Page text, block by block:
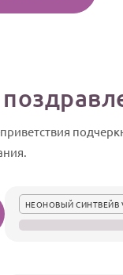
НЕОНОВЫЙ СИНТВЕЙВ